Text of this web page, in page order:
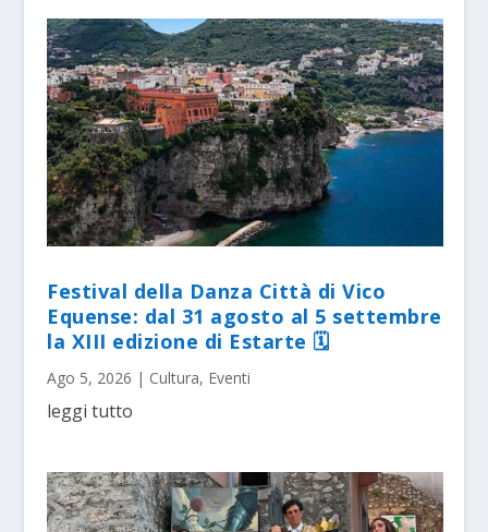
Festival della Danza Città di Vico
Equense: dal 31 agosto al 5 settembre
la XIII edizione di Estarte 🗓
Ago 5, 2026 | Cultura, Eventi
leggi tutto